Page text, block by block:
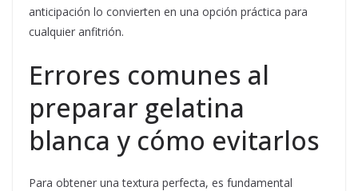
anticipación lo convierten en una opción práctica para
cualquier anfitrión.
Errores comunes al
preparar gelatina
blanca y cómo evitarlos
Para obtener una textura perfecta, es fundamental